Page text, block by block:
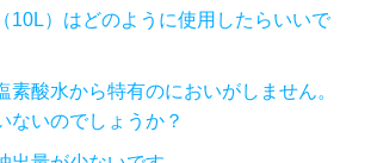
10L）はどのように使用したらいいで
素酸水から特有のにおいがしません。
ないのでしょうか？